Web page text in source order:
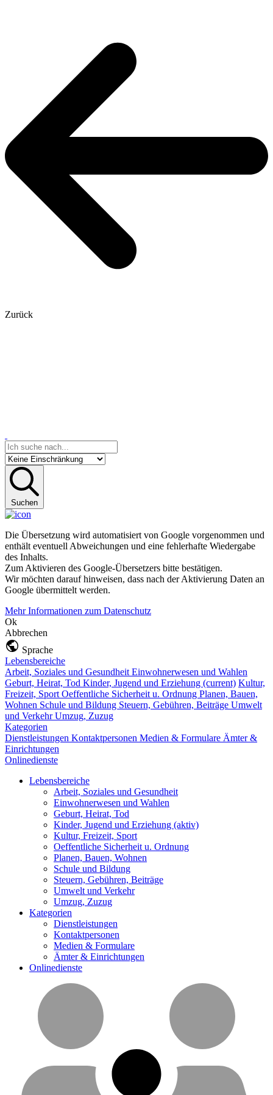
Zurück
Suchen
Die Übersetzung wird automatisiert von Google vorgenommen und
enthält eventuell Abweichungen und eine fehlerhafte Wiedergabe
des Inhalts.
Zum Aktivieren des Google-Übersetzers bitte bestätigen.
Wir möchten darauf hinweisen, dass nach der Aktivierung Daten an
Google übermittelt werden.
Mehr Informationen zum Datenschutz
Ok
Abbrechen
Sprache
Lebensbereiche
Arbeit, Soziales und Gesundheit Einwohnerwesen und Wahlen
Geburt, Heirat, Tod Kinder, Jugend und Erziehung (current) Kultur,
Freizeit, Sport Oeffentliche Sicherheit u. Ordnung Planen, Bauen,
Wohnen Schule und Bildung Steuern, Gebühren, Beiträge Umwelt
und VerkehrUmzug, Zuzug
Kategorien
Dienstleistungen Kontaktpersonen Medien & Formulare Ämter &
Einrichtungen
Onlinedienste
Lebensbereiche
Arbeit, Soziales und Gesundheit
Einwohnerwesen und Wahlen
Geburt, Heirat, Tod
Kinder, Jugend und Erziehung (aktiv)
Kultur, Freizeit, Sport
Oeffentliche Sicherheit u. Ordnung
Planen, Bauen, Wohnen
Schule und Bildung
Steuern, Gebühren, Beiträge
Umwelt und Verkehr
Umzug, Zuzug
Kategorien
Dienstleistungen
Kontaktpersonen
Medien & Formulare
Ämter & Einrichtungen
Onlinedienste